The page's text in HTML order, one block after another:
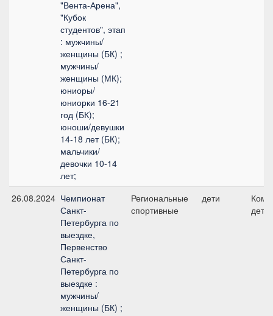
"Вента-Арена",
"Кубок
студентов", этап
: мужчины/
женщины (БК) ;
мужчины/
женщины (МК);
юниоры/
юниорки 16-21
год (БК);
юноши/девушки
14-18 лет (БК);
мальчики/
девочки 10-14
лет;
26.08.2024 Чемпионат
Санкт-
Петербурга по
выездке,
Первенство
Санкт-
Петербурга по
выездке :
мужчины/
женщины (БК) ;
Региональные
спортивные
дети
дети